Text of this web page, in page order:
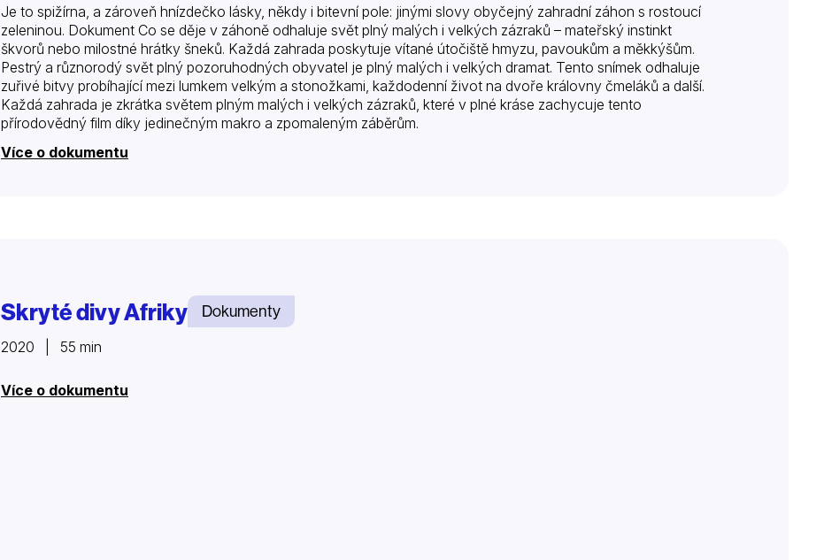
Je to spižírna, a zároveň hnízdečko lásky, někdy i bitevní pole: jinými slovy obyčejný zahradní záhon s rostoucí
zeleninou. Dokument Co se děje v záhoně odhaluje svět plný malých i velkých zázraků – mateřský instinkt
škvorů nebo milostné hrátky šneků. Každá zahrada poskytuje vítané útočiště hmyzu, pavoukům a měkkýšům.
Pestrý a různorodý svět plný pozoruhodných obyvatel je plný malých i velkých dramat. Tento snímek odhaluje
zuřivé bitvy probíhající mezi lumkem velkým a stonožkami, každodenní život na dvoře královny čmeláků a další.
Každá zahrada je zkrátka světem plným malých i velkých zázraků, které v plné kráse zachycuje tento
přírodovědný film díky jedinečným makro a zpomaleným záběrům.
Více o dokumentu
Skryté divy Afriky Dokumenty
2020 | 55 min
Více o dokumentu